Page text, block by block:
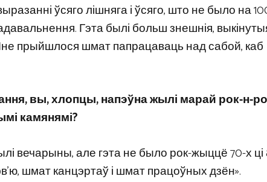
ўсяго лішняга і ўсяго, што не было на
Гэта былі больш знешнія, выкінутыя
прыйшлося шмат папрацаваць над сабой, каб
вы, хлопцы, напэўна жылі марай рок-н-
камянямі?
вечарыны, але гэта не было рок-жыццё 70-х ці
шмат канцэртаў і шмат працоўных дзён».